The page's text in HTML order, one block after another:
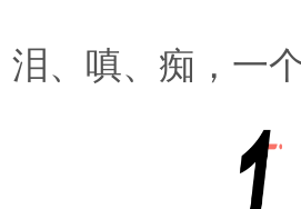
、嗔、痴，一